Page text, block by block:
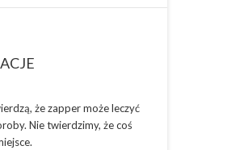
że zapper może leczyć
Nie twierdzimy, że coś